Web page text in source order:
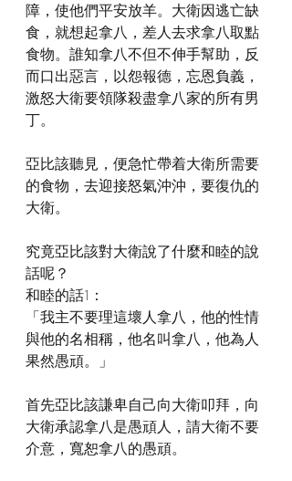
障，使他們平安放羊。大衛因逃亡缺
食，就想起拿八，差人去求拿八取點
食物。誰知拿八不但不伸手幫助，反
而口出惡言，以怨報德，忘恩負義，
激怒大衛要領隊殺盡拿八家的所有男
丁。
亞比該聽見，便急忙帶着大衛所需要
的食物，去迎接怒氣沖沖，要復仇的
大衛。
究竟亞比該對大衛說了什麼和睦的說
話呢？
和睦的話1：
「我主不要理這壞人拿八，他的性情
與他的名相稱，他名叫拿八，他為人
果然愚頑。」
首先亞比該謙卑自己向大衛叩拜，向
大衛承認拿八是愚頑人，請大衛不要
介意，寬恕拿八的愚頑。